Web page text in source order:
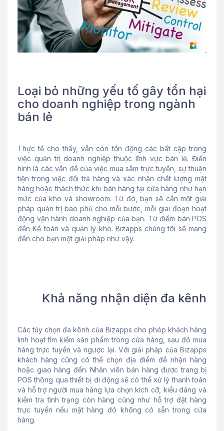
Loại bỏ những yếu tố gây tổn hại
cho doanh nghiệp trong ngành
bán lẻ
Thực tế cho thấy, vẫn còn tồn động các bất cập trong
việc quản trị doanh nghiệp thuộc lĩnh vực bán lẻ. Điển
hình là các vấn đề của việc mua sắm trực tuyến, sự thuận
tiện trong việc đổi trả hàng và xác nhận chất lượng mặt
hàng hoặc thách thức khi bán hàng tại cửa hàng như hạn
mức của kho và showroom. Từ đó, bạn sẽ cần một giải
pháp quản trị bao phủ cho mỗi bước, mỗi giai đoạn hoạt
động vận hành doanh nghiệp của bạn. Từ điểm bán POS
đến Kế toán và quản lý kho. Bizapps chúng tôi sẽ mang
đến cho bạn một giải pháp như vậy.
Khả năng nhận diện đa kênh
Các tùy chọn đa kênh của Bizapps cho phép khách hàng
linh hoạt tìm kiếm sản phẩm trong cửa hàng, sau đó mua
hàng trực tuyến và ngược lại. Với giải pháp của Bizapps
khách hàng cũng có thể chọn địa điểm để nhận hàng
hoặc giao hàng đến. Nhân viên bán hàng được trang bị
POS thông qua thiết bị di động sẽ có thể xử lý thanh toán
và hỗ trợ người mua hàng lựa chọn kích cỡ, kiểu dáng và
kiểm tra tình trạng còn hàng cũng như hỗ trợ đặt hàng
trực tuyến nếu mặt hàng đó không có sẵn trong cửa
hàng.